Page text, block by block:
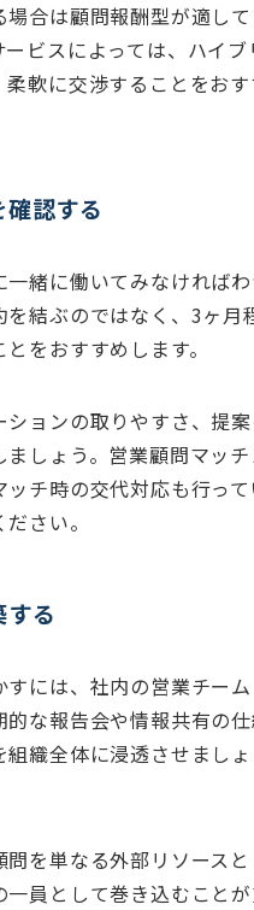
合は顧問報酬型が適し
ビスによっては、ハイブ
軟に交渉することをお
認する
緒に働いてみなければ
結ぶのではなく、3ヶ月
をおすすめします。
ョンの取りやすさ、提
しょう。営業顧問マッ
チ時の交代対応も行っ
さい。
る
には、社内の営業チー
な報告会や情報共有の
織全体に浸透させましょ
を単なる外部リソース
員として巻き込むこと